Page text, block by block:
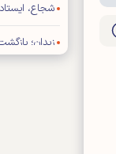
شجاع،
زیدان؛
فرانسه